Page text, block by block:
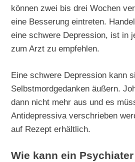
können zwei bis drei Wochen
eine Besserung eintreten.
eine schwere Depression, ist in
zum Arzt zu empfehlen.
Eine schwere Depression kann
Selbstmordgedanken äußern.
dann nicht mehr aus und es
Antidepressiva verschrieben
auf Rezept erhältlich.
Wie kann ein